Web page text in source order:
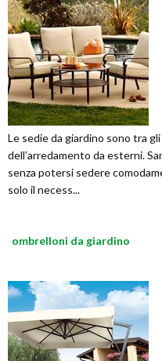
Le sedie da giardino sono tra
dell’arredamento da esterni.
senza potersi sedere
solo il necess...
ombrelloni da giardino